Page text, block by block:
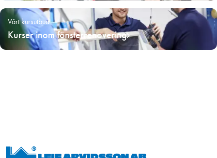
Vårt kursutbud
Kurser inom fönsterrenovering